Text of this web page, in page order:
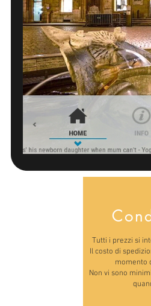
Tutti i prezzi si
Il costo di
momento
Non vi sono